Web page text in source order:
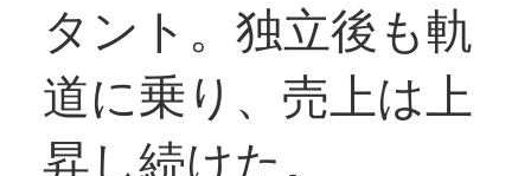
タント。独立後も軌
道に乗り、売上は上
昇し続けた。